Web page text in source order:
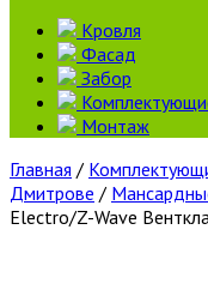
Кровля
Фасад
Забор
Монтаж
Главная /
Дмитрове /
Eleсtro/Z-Wave